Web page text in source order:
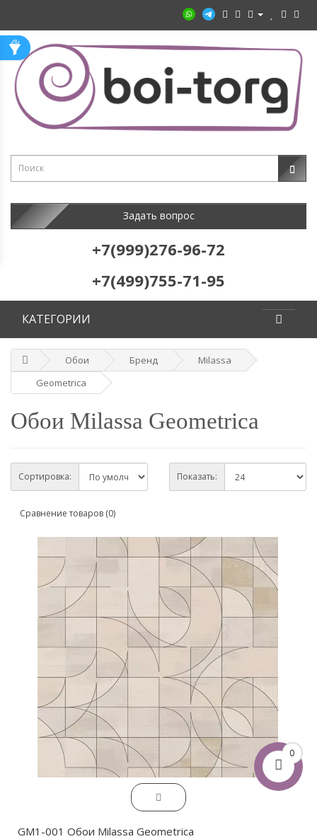
0
Задать вопрос
+7(999)276-96-72
+7(499)755-71-95
КАТЕГОРИИ
Обои Бренд
Milassa
Geometrica
Обои Milassa Geometrica
Сортировка: Показать:
Сравнение товаров (0)
GM1-001 Обои Milassa Geometrica